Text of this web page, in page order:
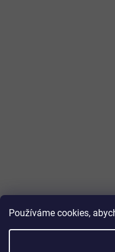
Používáme cookies,